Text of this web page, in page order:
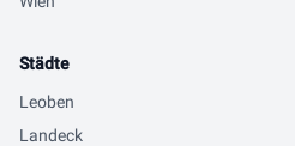
Städte
Leoben
Landeck